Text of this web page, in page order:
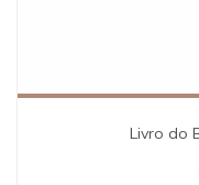
Livro do